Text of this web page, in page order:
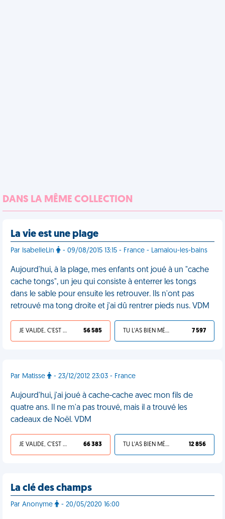
DANS LA MÊME COLLECTION
La vie est une plage
Par IsabelleLin - 09/08/2015 13:15 - France - Lamalou-les-bains
Aujourd'hui, à la plage, mes enfants ont joué à un "cache
cache tongs", un jeu qui consiste à enterrer les tongs
dans le sable pour ensuite les retrouver. Ils n'ont pas
retrouvé ma tong droite et j'ai dû rentrer pieds nus. VDM
JE VALIDE, C'EST UNE VDM 56 585 TU L'AS BIEN MÉRITÉ 7 597
Par Matisse - 23/12/2012 23:03 - France
Aujourd'hui, j'ai joué à cache-cache avec mon fils de
quatre ans. Il ne m'a pas trouvé, mais il a trouvé les
cadeaux de Noël. VDM
JE VALIDE, C'EST UNE VDM 66 383 TU L'AS BIEN MÉRITÉ 12 856
La clé des champs
Par Anonyme - 20/05/2020 16:00